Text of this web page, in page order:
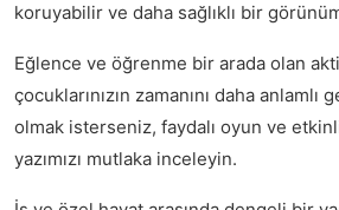
koruyabilir ve daha sağlıklı bir
Eğlence ve öğrenme bir arada olan
çocuklarınızın zamanını daha anlamlı
olmak isterseniz, faydalı oyun ve
yazımızı mutlaka inceleyin.